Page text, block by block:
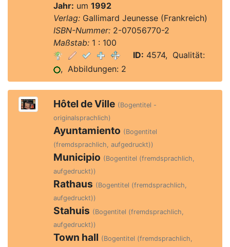
Jahr: um 1992
Verlag:Gallimard Jeunesse (Frankreich)
ISBN-Nummer:2-07056770-2
Maßstab:1 : 100
ID: 4574, Qualität:
, Abbildungen: 2
Hôtel de Ville (Bogentitel -
originalsprachlich)
Ayuntamiento (Bogentitel
(fremdsprachlich, aufgedruckt))
Municipio (Bogentitel (fremdsprachlich,
aufgedruckt))
Rathaus (Bogentitel (fremdsprachlich,
aufgedruckt))
Stahuis (Bogentitel (fremdsprachlich,
aufgedruckt))
Town hall (Bogentitel (fremdsprachlich,